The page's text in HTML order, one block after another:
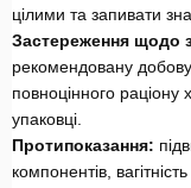
цілими та запивати
Застереження щодо
рекомендовану
повноцінного
упаковці.
Протипоказання:
компонентів,